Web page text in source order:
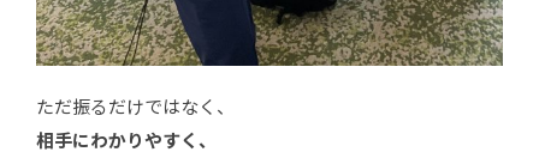
ただ振るだけではなく、
相手にわかりやすく、